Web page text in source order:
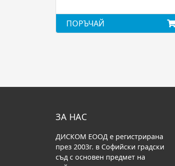
ПОРЪЧАЙ
ЗА НАС
ДИСКОМ ЕООД е регистрирана
през 2003г. в Софийски градски
съд с основен предмет на